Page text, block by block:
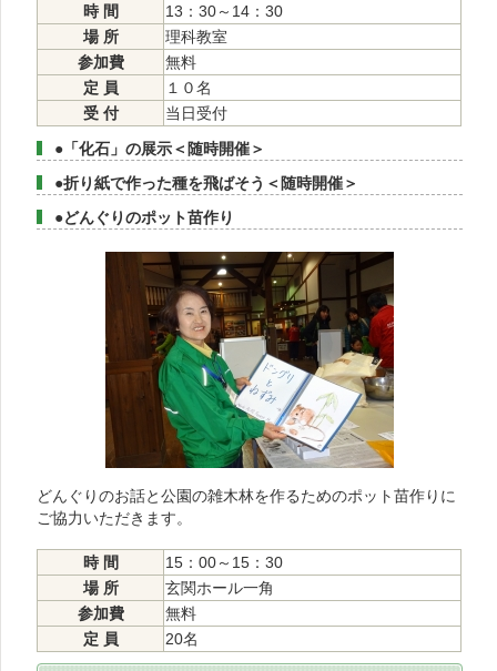
時 間
13：30～14：30
場 所
理科教室
参加費
無料
定 員
１０名
受 付
当日受付
●「化石」の展示＜随時開催＞
●折り紙で作った種を飛ばそう＜随時開催＞
●どんぐりのポット苗作り
どんぐりのお話と公園の雑木林を作るためのポット苗作りに
ご協力いただきます。
時 間
15：00～15：30
場 所
玄関ホール一角
参加費
無料
定 員
20名